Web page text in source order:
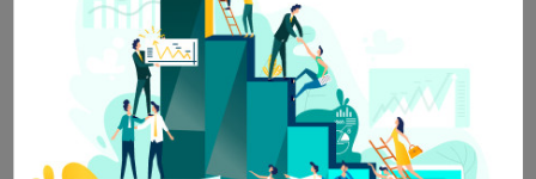
Click hoặc kéo file vào đây để tải lên CV